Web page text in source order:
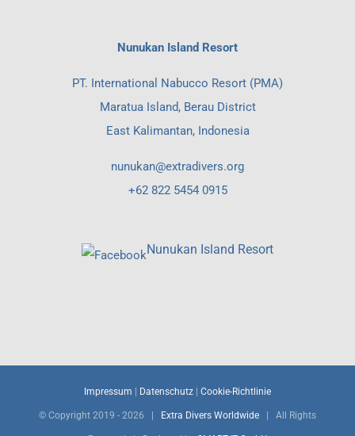
Nunukan Island Resort
PT. International Nabucco Resort (PMA)
Maratua Island, Berau District
East Kalimantan, Indonesia
nunukan@extradivers.org
+62 822 5454 0915
Nunukan Island Resort
Impressum Datenschutz Cookie-Richtlinie
© Copyright 2019 - 2026 | Extra Divers Worldwide | All Rights